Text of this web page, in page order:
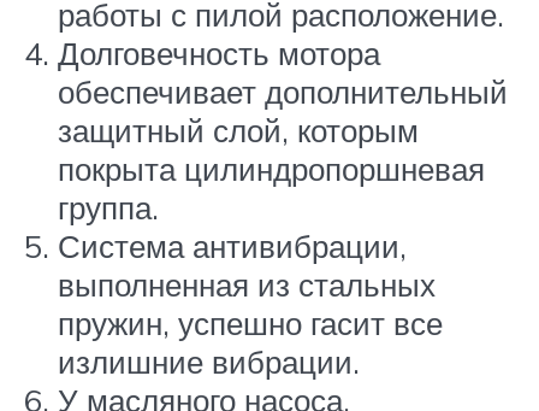
работы с пилой расположение.
Долговечность мотора
обеспечивает дополнительный
защитный слой, которым
покрыта цилиндропоршневая
группа.
Система антивибрации,
выполненная из стальных
пружин, успешно гасит все
излишние вибрации.
У масляного насоса,